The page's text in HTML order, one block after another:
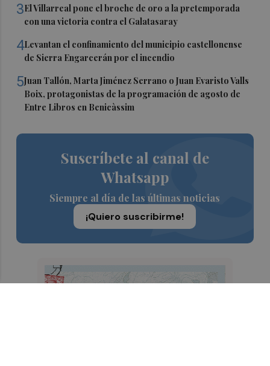
3El Villarreal pone el broche de oro a la pretemporada
con una victoria contra el Galatasaray
4Levantan el confinamiento del municipio castellonense
de Sierra Engarcerán por el incendio
5Juan Tallón, Marta Jiménez Serrano o Juan Evaristo Valls
Boix, protagonistas de la programación de agosto de
Entre Libros en Benicàssim
Suscríbete al canal de
Whatsapp
Siempre al día de las últimas noticias
¡Quiero suscribirme!